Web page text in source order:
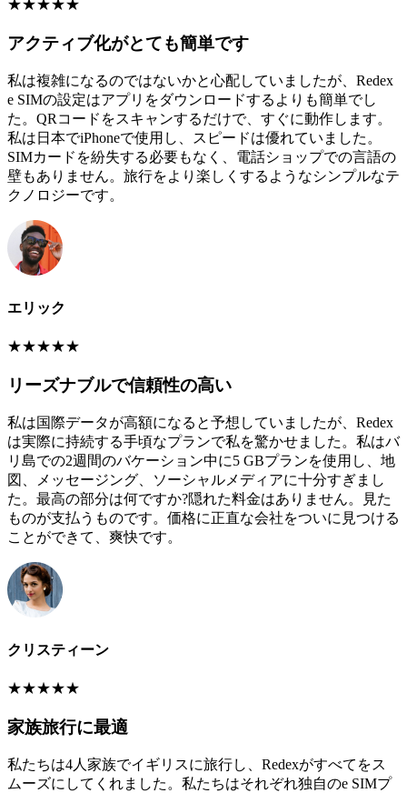
★★★★★
アクティブ化がとても簡単です
私は複雑になるのではないかと心配していましたが、Redex
e SIMの設定はアプリをダウンロードするよりも簡単でし
た。QRコードをスキャンするだけで、すぐに動作します。
私は日本でiPhoneで使用し、スピードは優れていました。
SIMカードを紛失する必要もなく、電話ショップでの言語の
壁もありません。旅行をより楽しくするようなシンプルなテ
クノロジーです。
エリック
★★★★★
リーズナブルで信頼性の高い
私は国際データが高額になると予想していましたが、Redex
は実際に持続する手頃なプランで私を驚かせました。私はバ
リ島での2週間のバケーション中に5 GBプランを使用し、地
図、メッセージング、ソーシャルメディアに十分すぎまし
た。最高の部分は何ですか?隠れた料金はありません。見た
ものが支払うものです。価格に正直な会社をついに見つける
ことができて、爽快です。
クリスティーン
★★★★★
家族旅行に最適
私たちは4人家族でイギリスに旅行し、Redexがすべてをス
ムーズにしてくれました。私たちはそれぞれ独自のe SIMプ